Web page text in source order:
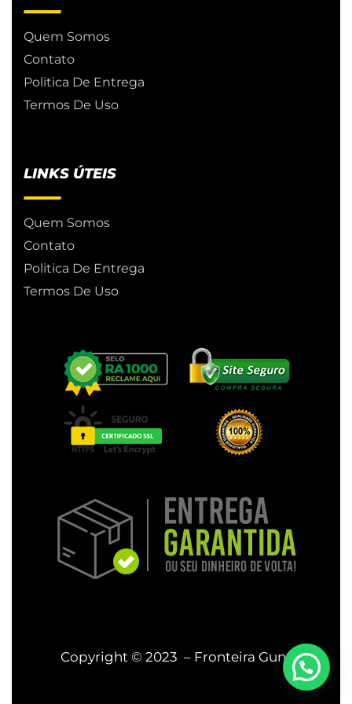
Quem Somos
Contato
Politica De Entrega
Termos De Uso
LINKS ÚTEIS
Quem Somos
Contato
Politica De Entrega
Termos De Uso
Copyright © 2023 – Fronteira Guns